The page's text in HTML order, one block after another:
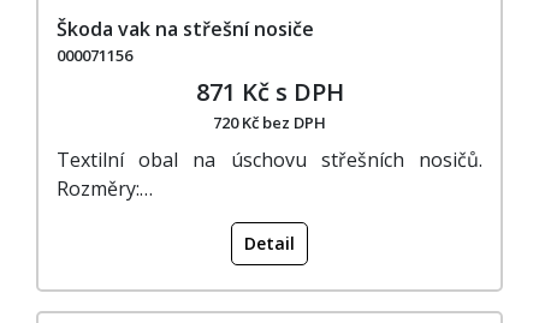
Škoda vak na střešní nosiče
000071156
871 Kč s DPH
720 Kč bez DPH
Textilní obal na úschovu střešních nosičů.
Rozměry:…
Detail